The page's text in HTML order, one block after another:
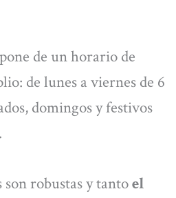
de un horario de
de lunes a viernes de 6
domingos y festivos
son robustas y tantoel